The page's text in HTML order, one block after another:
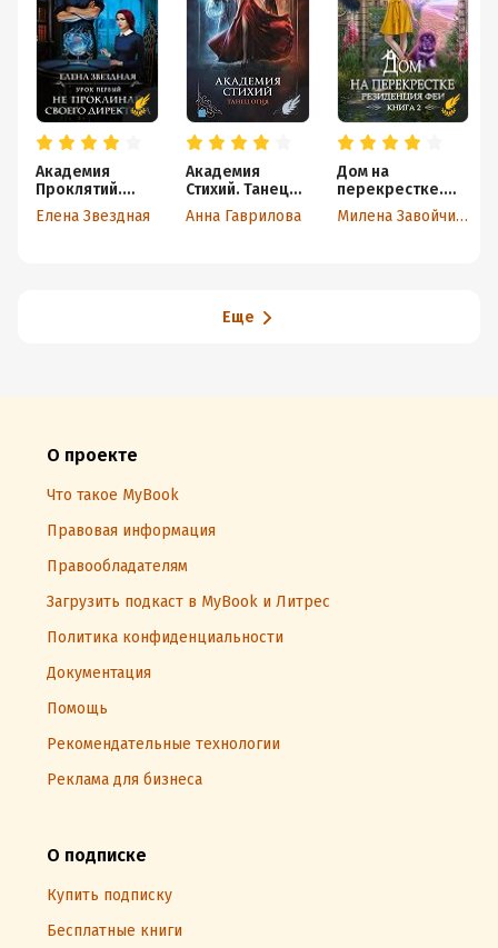
Академия
Проклятий.
Урок первый:
Не проклинай
Елена Звездная
Академия
Стихий. Танец
Огня
Анна Гаврилова
Дом на
перекрестке.
Резиденция феиМилена Завойчинская
Еще
О проекте
Что такое MyBook
Правовая информация
Правообладателям
Загрузить подкаст в MyBook и Литрес
Политика конфиденциальности
Документация
Помощь
Рекомендательные технологии
Реклама для бизнеса
О подписке
Купить подписку
Бесплатные книги